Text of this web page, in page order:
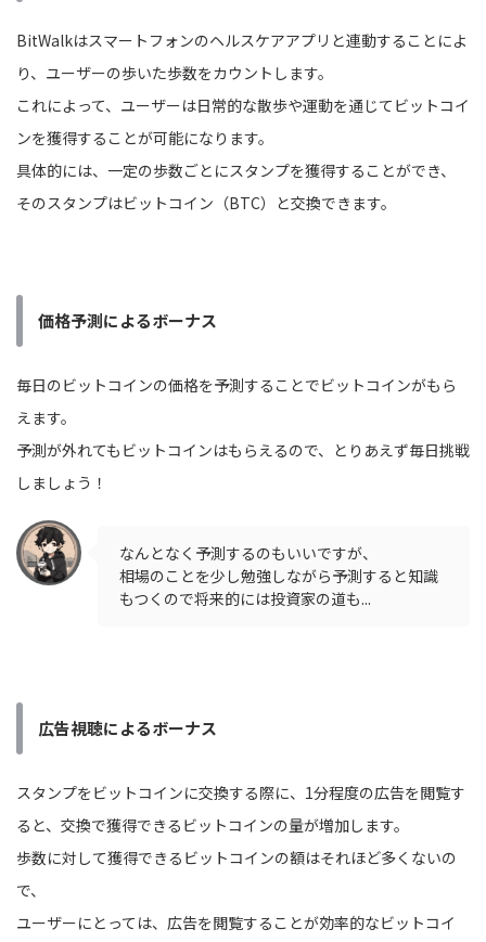
BitWalkはスマートフォンのヘルスケアアプリと連動することによ
り、ユーザーの歩いた歩数をカウントします。
これによって、ユーザーは日常的な散歩や運動を通じてビットコイ
ンを獲得することが可能になります。
具体的には、一定の歩数ごとにスタンプを獲得することができ、
そのスタンプはビットコイン（BTC）と交換できます。
価格予測によるボーナス
毎日のビットコインの価格を予測することでビットコインがもら
えます。
予測が外れてもビットコインはもらえるので、とりあえず毎日挑戦
しましょう！
なんとなく予測するのもいいですが、
相場のことを少し勉強しながら予測すると知識
もつくので将来的には投資家の道も...
広告視聴によるボーナス
スタンプをビットコインに交換する際に、1分程度の広告を閲覧す
ると、交換で獲得できるビットコインの量が増加します。
歩数に対して獲得できるビットコインの額はそれほど多くないの
で、
ユーザーにとっては、広告を閲覧することが効率的なビットコイ